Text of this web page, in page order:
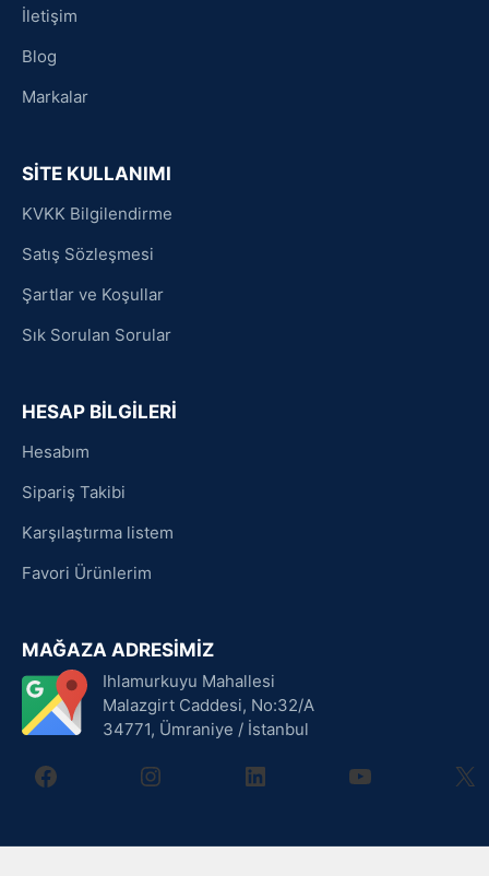
İletişim
Blog
Markalar
SİTE KULLANIMI
KVKK Bilgilendirme
Satış Sözleşmesi
Şartlar ve Koşullar
Sık Sorulan Sorular
HESAP BİLGİLERİ
Hesabım
Sipariş Takibi
Karşılaştırma listem
Favori Ürünlerim
MAĞAZA ADRESİMİZ
Ihlamurkuyu Mahallesi
Malazgirt Caddesi, No:32/A
34771, Ümraniye / İstanbul
facebookinstagramlinkedin youtube X